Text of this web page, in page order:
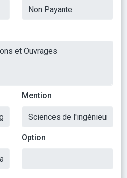
Mention
Option